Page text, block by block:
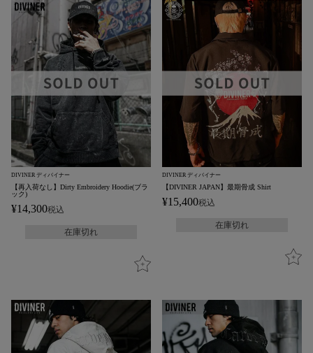
DIVINER ディバイナー
【再入荷なし】Dirty Embroidery Hoodie(ブラ
ック)
¥14,300税込
在庫切れ
DIVINER ディバイナー
【DIVINER JAPAN】最期骨成 Shirt
¥15,400税込
在庫切れ